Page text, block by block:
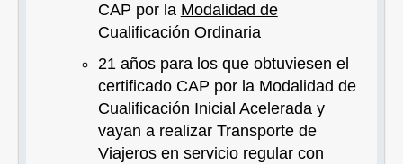
CAP por la Modalidad de
Cualificación Ordinaria
21 años para los que obtuviesen el
certificado CAP por la Modalidad de
Cualificación Inicial Acelerada y
vayan a realizar Transporte de
Viajeros en servicio regular con